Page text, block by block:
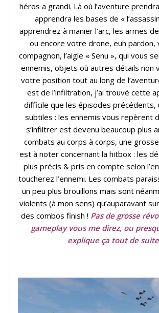
héros a grandi. Là où l’aventure
apprendra les bases de «
apprendrez à manier l’arc, les armes
ou encore votre drone, euh
compagnon, l’aigle « Senu », qui vous
ennemis, objets où autres détails non
votre position tout au long de
est de l’infiltration, j’ai trouvé cette
difficile que les épisodes précédents,
subtiles : les ennemis vous repèrent
s’infiltrer est devenu beaucoup plus
combats au corps à corps, une
est à noter concernant la hitbox : les
plus précis & pris en compte selon
toucherez l’ennemi. Les combats
un peu plus brouillons mais sont
violents (à mon sens) qu’auparavant
des combos finish ! Pas de grosse
gameplay vous me direz, ou
explique ça tout de